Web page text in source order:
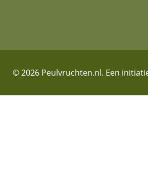
© 2026 Peulvruchten.nl. Een